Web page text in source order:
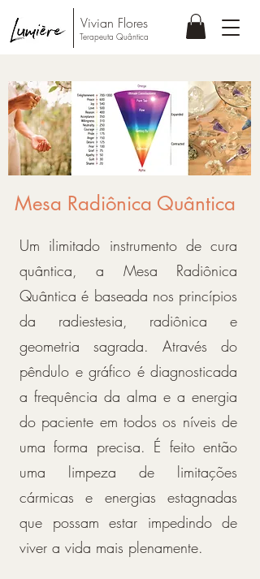
Terapeuta Quântica
Vivian Flores
Mesa Radiônica Quântica
Um ilimitado instrumento de cura
quântica, a Mesa Radiônica
Quântica é baseada nos princípios
da radiestesia, radiônica e
geometria sagrada. Através do
pêndulo e gráfico é diagnosticada
a frequência da alma e a energia
do paciente em todos os níveis de
uma forma precisa. É feito então
uma limpeza de limitações
cármicas e energias estagnadas
que possam estar impedindo de
viver a vida mais plenamente.